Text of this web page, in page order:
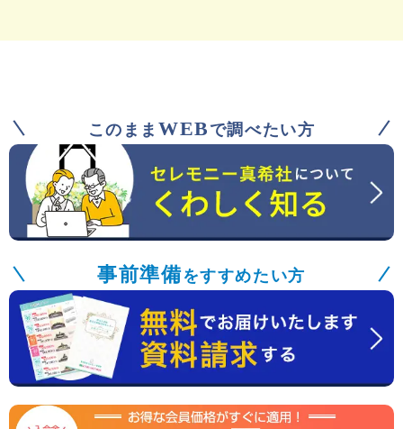
このまま WEB で調べたい方
事前準備をすすめたい方